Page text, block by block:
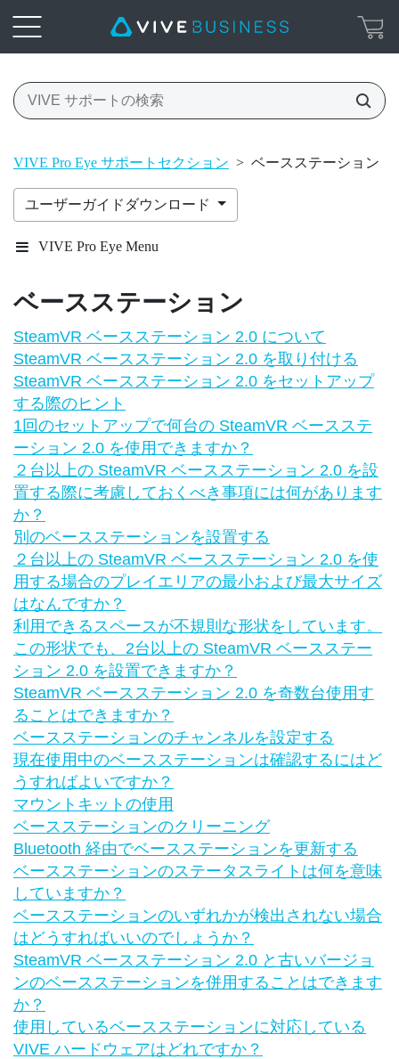
VIVE Pro Eye サポートセクション > ベースステーション
ユーザーガイドダウンロード
VIVE Pro Eye Menu
ベースステーション
SteamVR ベースステーション 2.0 について
SteamVR ベースステーション 2.0 を取り付ける
SteamVR ベースステーション 2.0 をセットアップ
する際のヒント
1回のセットアップで何台の SteamVR ベースステ
ーション 2.0 を使用できますか？
２台以上の SteamVR ベースステーション 2.0 を設
置する際に考慮しておくべき事項には何があります
か？
別のベースステーションを設置する
２台以上の SteamVR ベースステーション 2.0 を使
用する場合のプレイエリアの最小および最大サイズ
はなんですか？
利用できるスペースが不規則な形状をしています。
この形状でも、2台以上の SteamVR ベースステー
ション 2.0 を設置できますか？
SteamVR ベースステーション 2.0 を奇数台使用す
ることはできますか？
ベースステーションのチャンネルを設定する
現在使用中のベースステーションは確認するにはど
うすればよいですか？
マウントキットの使用
ベースステーションのクリーニング
Bluetooth 経由でベースステーションを更新する
ベースステーションのステータスライトは何を意味
していますか？
ベースステーションのいずれかが検出されない場合
はどうすればいいのでしょうか？
SteamVR ベースステーション 2.0 と古いバージョ
ンのベースステーションを併用することはできます
か？
使用しているベースステーションに対応している
VIVE ハードウェアはどれですか？